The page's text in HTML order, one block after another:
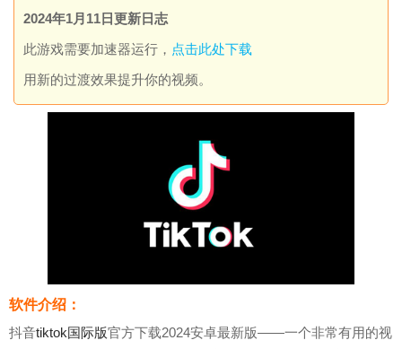
2024年1月11日更新日志
此游戏需要加速器运行， 点击此处下载
用新的过渡效果提升你的视频。
软件介绍：
抖音tiktok国际版官方下载2024安卓最新版——一个非常有用的视